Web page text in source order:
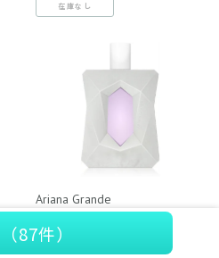
（87件）
在庫なし
Ariana Grande
アリアナグランデ
ゴッド イズ ア ウーマン